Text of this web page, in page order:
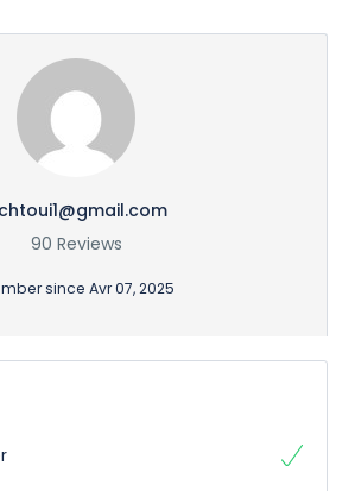
90 Reviews
since Avr 07, 2025